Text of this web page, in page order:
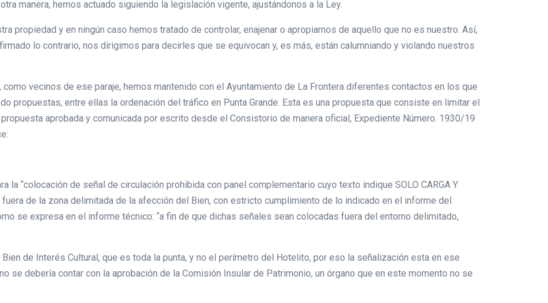
manera, hemos actuado siguiendo la legislación vigente, ajustándonos a la Ley.
propiedad y en ningún caso hemos tratado de controlar, enajenar o apropiarnos de aquello que no es nuestro. Así,
lo contrario, nos dirigimos para decirles que se equivocan y, es más, están calumniando y violando nuestros
como vecinos de ese paraje, hemos mantenido con el Ayuntamiento de La Frontera diferentes contactos en los que
propuestas, entre ellas la ordenación del tráfico en Punta Grande. Esta es una propuesta que consiste en limitar el
aprobada y comunicada por escrito desde el Consistorio de manera oficial, Expediente Número. 1930/19
la “colocación de señal de circulación prohibida con panel complementario cuyo texto indique SOLO CARGA Y
fuera de la zona delimitada de la afección del Bien, con estricto cumplimiento de lo indicado en el informe del
se expresa en el informe técnico: “a fin de que dichas señales sean colocadas fuera del entorno delimitado,
de Interés Cultural, que es toda la punta, y no el perímetro del Hotelito, por eso la señalización esta en ese
se debería contar con la aprobación de la Comisión Insular de Patrimonio, un órgano que en este momento no se